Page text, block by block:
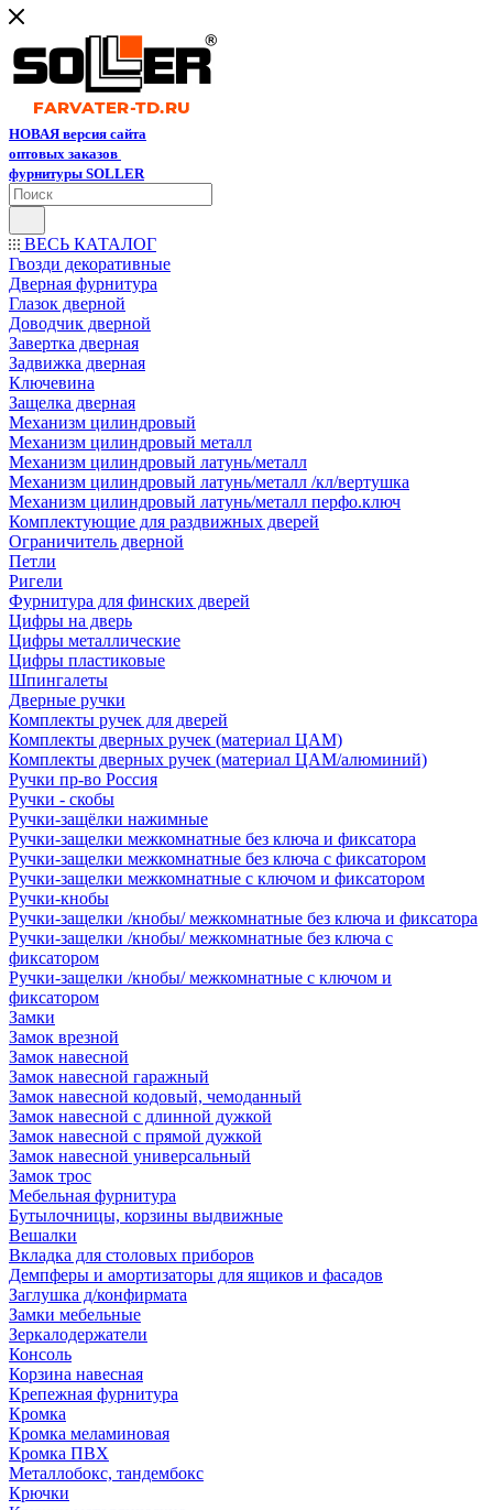
НОВАЯ версия сайта
оптовых заказов
фурнитуры SOLLER
ВЕСЬ КАТАЛОГ
Гвозди декоративные
Дверная фурнитура
Глазок дверной
Доводчик дверной
Завертка дверная
Задвижка дверная
Ключевина
Защелка дверная
Механизм цилиндровый
Механизм цилиндровый металл
Механизм цилиндровый латунь/металл
Механизм цилиндровый латунь/металл /кл/вертушка
Механизм цилиндровый латунь/металл перфо.ключ
Комплектующие для раздвижных дверей
Ограничитель дверной
Петли
Ригели
Фурнитура для финских дверей
Цифры на дверь
Цифры металлические
Цифры пластиковые
Шпингалеты
Дверные ручки
Комплекты ручек для дверей
Комплекты дверных ручек (материал ЦАМ)
Комплекты дверных ручек (материал ЦАМ/алюминий)
Ручки пр-во Россия
Ручки - скобы
Ручки-защёлки нажимные
Ручки-защелки межкомнатные без ключа и фиксатора
Ручки-защелки межкомнатные без ключа с фиксатором
Ручки-защелки межкомнатные с ключом и фиксатором
Ручки-кнобы
Ручки-защелки /кнобы/ межкомнатные без ключа и фиксатора
Ручки-защелки /кнобы/ межкомнатные без ключа с
фиксатором
Ручки-защелки /кнобы/ межкомнатные с ключом и
фиксатором
Замки
Замок врезной
Замок навесной
Замок навесной гаражный
Замок навесной кодовый, чемоданный
Замок навесной с длинной дужкой
Замок навесной с прямой дужкой
Замок навесной универсальный
Замок трос
Мебельная фурнитура
Бутылочницы, корзины выдвижные
Вешалки
Вкладка для столовых приборов
Демпферы и амортизаторы для ящиков и фасадов
Заглушка д/конфирмата
Замки мебельные
Зеркалодержатели
Консоль
Корзина навесная
Крепежная фурнитура
Кромка
Кромка меламиновая
Кромка ПВХ
Металлобокс, тандембокс
Крючки